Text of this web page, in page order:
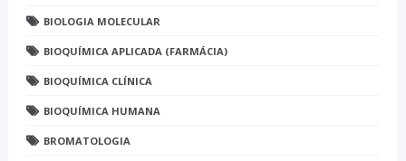
BIOLOGIA MOLECULAR
BIOQUÍMICA APLICADA (FARMÁCIA)
BIOQUÍMICA CLÍNICA
BIOQUÍMICA HUMANA
BROMATOLOGIA